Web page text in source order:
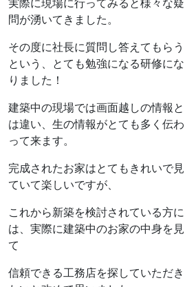
問が湧いてきました。
その度に社長に質問し答えてもらう
という、とても勉強になる研修にな
りました！
建築中の現場では画面越しの情報と
は違い、生の情報がとても多く伝わ
って来ます。
完成されたお家はとてもきれいで見
ていて楽しいですが、
これから新築を検討されている方に
は、実際に建築中のお家の中身を見
て
信頼できる工務店を探していただき